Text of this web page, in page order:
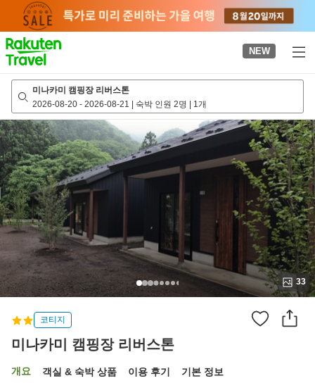
page
NEW
미나카미 캠핑장 리버스톤
2026-08-20 - 2026-08-21 | 숙박 인원 2명 | 1개
33
코티지
미나카미 캠핑장 리버스톤
개요 객실 & 숙박 상품 이용 후기 기본 정보